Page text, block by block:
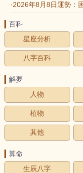
·2026年8月8日運勢：
百科
星座分析
八字百科
解夢
人物
植物
其他
算命
生辰八字